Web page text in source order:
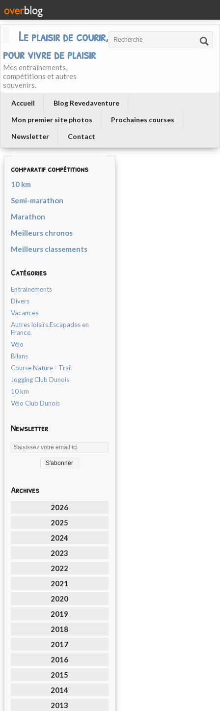
Le plaisir de courir, courir
pour vivre de plaisir
Mes entraînements,
compétitions et autres
souvenirs.
Accueil
Blog Revedaventure
Mon premier site photos
Prochaines courses
Newsletter
Contact
comparatif compétitions
10 km
Semi-marathon
Marathon
Meilleurs chronos
Meilleurs classements
Catégories
Entrainements
Divers
Vacances
Autres loisirs.Escapades en
France.
Vélo
Bilans
Course Nature - Trail
Jogging Club Dunois
10 km
Vélo Club Dunois
Newsletter
Archives
2026
2025
2024
2023
2022
2021
2020
2019
2018
2017
2016
2015
2014
2013